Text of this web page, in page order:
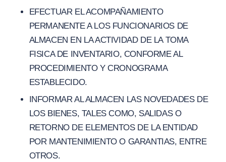
EFECTUAR EL ACOMPAÑAMIENTO
PERMANENTE A LOS FUNCIONARIOS DE
ALMACEN EN LA ACTIVIDAD DE LA TOMA
FISICA DE INVENTARIO, CONFORME AL
PROCEDIMIENTO Y CRONOGRAMA
ESTABLECIDO.
INFORMAR AL ALMACEN LAS NOVEDADES DE
LOS BIENES, TALES COMO, SALIDAS O
RETORNO DE ELEMENTOS DE LA ENTIDAD
POR MANTENIMIENTO O GARANTIAS, ENTRE
OTROS.